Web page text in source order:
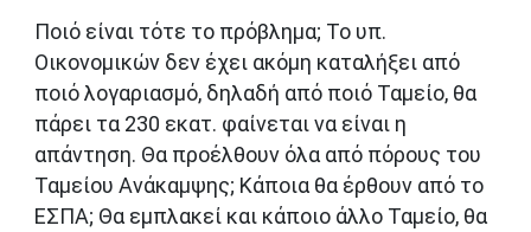
Ποιό είναι τότε το πρόβλημα; Το υπ.
Οικονομικών δεν έχει ακόμη καταλήξει από
ποιό λογαριασμό, δηλαδή από ποιό Ταμείο, θα
πάρει τα 230 εκατ. φαίνεται να είναι η
απάντηση. Θα προέλθουν όλα από πόρους του
Ταμείου Ανάκαμψης; Κάποια θα έρθουν από το
ΕΣΠΑ; Θα εμπλακεί και κάποιο άλλο Ταμείο, θα